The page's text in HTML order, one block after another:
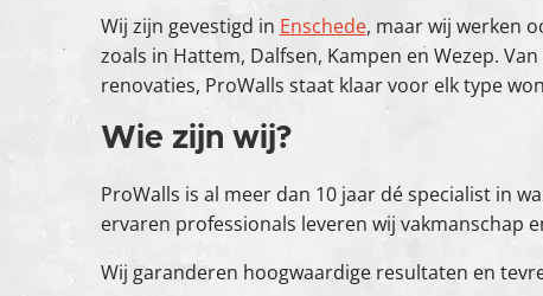
Wij zijn gevestigd in Enschede, maar wij werken
zoals in Hattem, Dalfsen, Kampen en Wezep.
renovaties, ProWalls staat klaar voor elk type
Wie zijn wij?
ProWalls is al meer dan 10 jaar dé specialist in
ervaren professionals leveren wij vakmanschap
Wij garanderen hoogwaardige resultaten en